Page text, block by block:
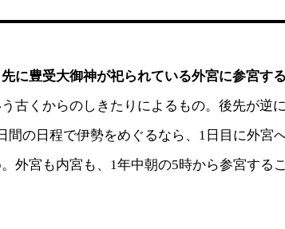
に豊受大御神が祀られている外宮に参宮す
古くからのしきたりによるもの。後先が逆
間の日程で伊勢をめぐるなら、1日目に外宮
外宮も内宮も、1年中朝の5時から参宮する